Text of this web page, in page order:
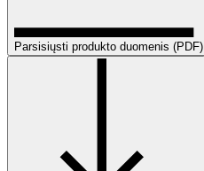
Parsisiųsti produkto duomenis (PDF)